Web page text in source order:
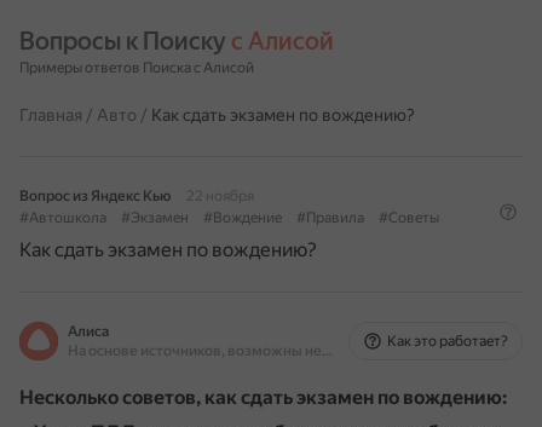
Вопросы к Поиску с Алисой
Примеры ответов Поиска с Алисой
Главная / Авто / Как сдать экзамен по вождению?
Вопрос из Яндекс Кью
22 ноября
#Автошкола
#Экзамен #Вождение #Правила #Советы
Как сдать экзамен по вождению?
Алиса
На основе источников, возможны неточности
Как это работает?
Несколько советов, как сдать экзамен по вождению: